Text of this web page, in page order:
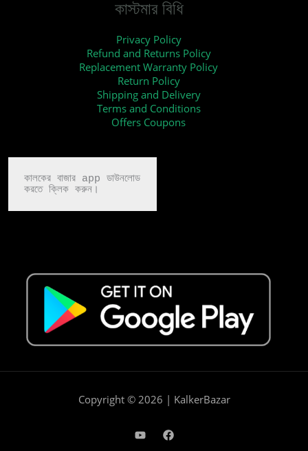
কাস্টমার বিধি
Privacy Policy
Refund and Returns Policy
Replacement Warranty Policy
Return Policy
Shipping and Delivery
Terms and Conditions
Offers Coupons
কালকের বাজার app ডাউনলোড
করতে ক্লিক করুন।
Copyright © 2026 | KalkerBazar